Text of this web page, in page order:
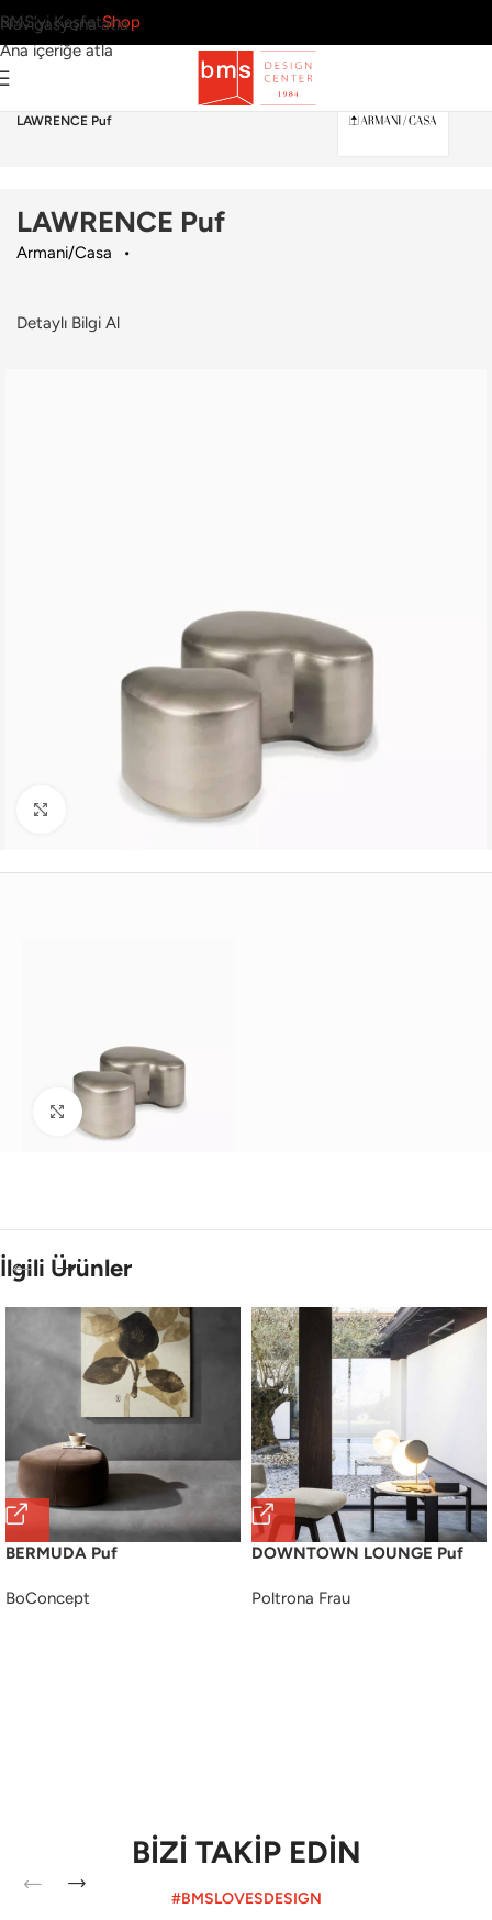
Navigasyona atla
Ana içeriğe atla
BMS’yi KeşfetShop
Armani/Casa
LAWRENCE Puf
LAWRENCE Puf
Armani/Casa
Detaylı Bilgi Al
Büyütmek için tıklayın
Büyütmek için tıklayın
İlgili Ürünler
BERMUDA Puf
BoConcept
DOWNTOWN LOUNGE Puf
Poltrona Frau
BİZİ TAKİP EDİN
#BMSLOVESDESIGN